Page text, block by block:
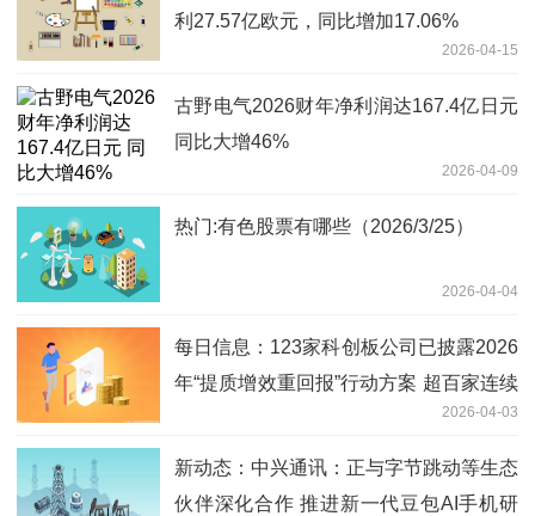
利27.57亿欧元，同比增加17.06%
2026-04-15
古野电气2026财年净利润达167.4亿日元
同比大增46%
2026-04-09
热门:有色股票有哪些（2026/3/25）
2026-04-04
每日信息：123家科创板公司已披露2026
年“提质增效重回报”行动方案 超百家连续
2026-04-03
新动态：中兴通讯：正与字节跳动等生态
伙伴深化合作 推进新一代豆包AI手机研